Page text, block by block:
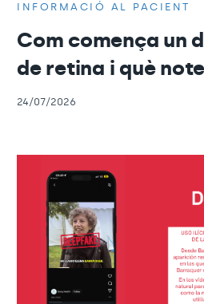
INFORMACIÓ AL PACIENT
Com comença un
de retina i què
24/07/2026